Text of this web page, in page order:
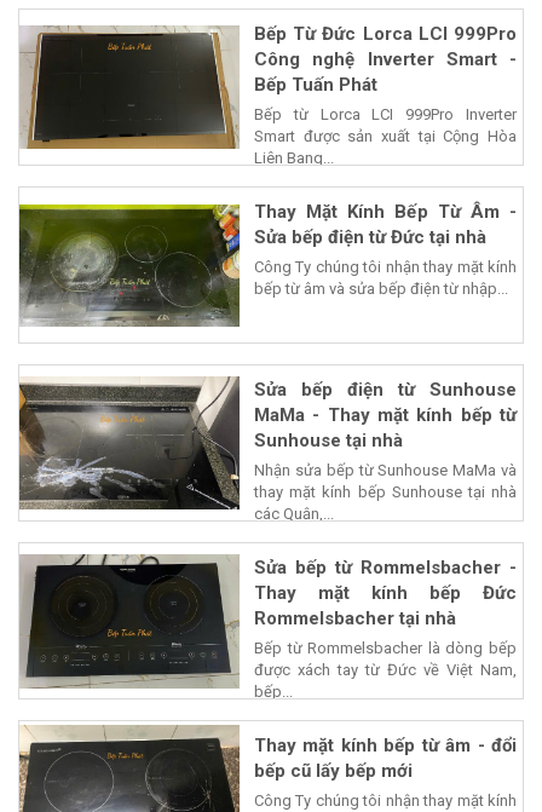
Bếp Từ Đức Lorca LCI 999Pro
Công nghệ Inverter Smart -
Bếp Tuấn Phát
Bếp từ Lorca LCI 999Pro Inverter
Smart được sản xuất tại Cộng Hòa
Liên Bang...
Thay Mặt Kính Bếp Từ Âm -
Sửa bếp điện từ Đức tại nhà
Công Ty chúng tôi nhận thay mặt kính
bếp từ âm và sửa bếp điện từ nhập...
Sửa bếp điện từ Sunhouse
MaMa - Thay mặt kính bếp từ
Sunhouse tại nhà
Nhận sửa bếp từ Sunhouse MaMa và
thay mặt kính bếp Sunhouse tại nhà
các Quận,...
Sửa bếp từ Rommelsbacher -
Thay mặt kính bếp Đức
Rommelsbacher tại nhà
Bếp từ Rommelsbacher là dòng bếp
được xách tay từ Đức về Việt Nam,
bếp...
Thay mặt kính bếp từ âm - đổi
bếp cũ lấy bếp mới
Công Ty chúng tôi nhận thay mặt kính